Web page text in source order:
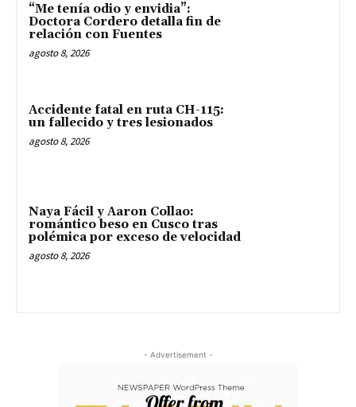
“Me tenía odio y envidia”:
Doctora Cordero detalla fin de
relación con Fuentes
agosto 8, 2026
Accidente fatal en ruta CH-115:
un fallecido y tres lesionados
agosto 8, 2026
Naya Fácil y Aaron Collao:
romántico beso en Cusco tras
polémica por exceso de velocidad
agosto 8, 2026
- Advertisement -